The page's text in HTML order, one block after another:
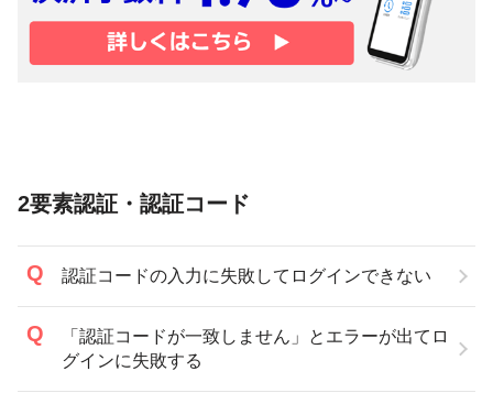
2要素認証・認証コード
認証コードの入力に失敗してログインできない
「認証コードが一致しません」とエラーが出てロ
グインに失敗する